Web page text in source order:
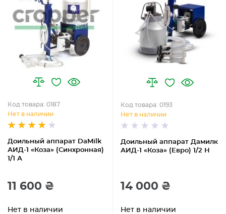
Доильный аппарат DaMilk
АИД-1 «Коза» (Синхронная)
1/1 А
Код товара: 0187
Нет в наличии
11 600 ₴
Нет в наличии
Доильный аппарат Дамилк
АИД-1 «Коза» (Евро) 1/2 Н
Код товара: 0193
Нет в наличии
14 000 ₴
Нет в наличии